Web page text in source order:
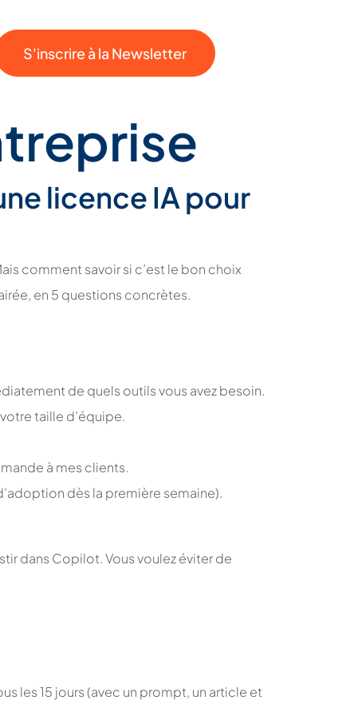
S'inscrire à la Newsletter
licence IA pour
comment savoir si c’est le bon choix
en 5 questions concrètes.
de quels outils vous avez besoin.
taille d’équipe.
à mes clients.
dès la première semaine).
dans Copilot. Vous voulez éviter de
les 15 jours (avec un prompt, un article et